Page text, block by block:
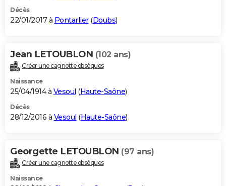
Décès
22/01/2017 à Pontarlier(Doubs)
Jean LETOUBLON (102 ans)
Créer une cagnotte obsèques
Naissance
25/04/1914 à Vesoul (Haute-Saône)
Décès
28/12/2016 à Vesoul (Haute-Saône)
Georgette LETOUBLON (97 ans)
Créer une cagnotte obsèques
Naissance